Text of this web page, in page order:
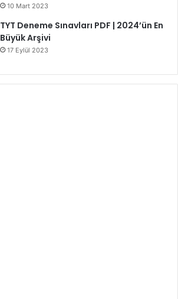
10 Mart 2023
TYT Deneme Sınavları PDF | 2024’ün En
Büyük Arşivi
17 Eylül 2023